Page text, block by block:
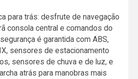
para trás: desfrute de navegação
consola central e comandos do
é garantida com ABS,
sensores de estacionamento
sensores de chuva e de luz, e
atrás para manobras mais